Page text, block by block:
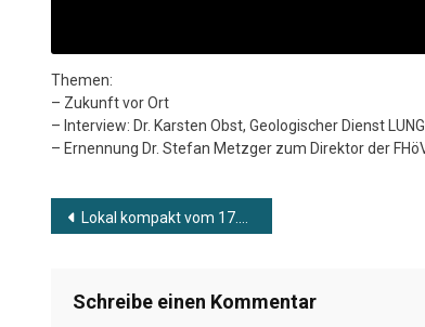
Themen:
– Zukunft vor Ort
– Interview: Dr. Karsten Obst, Geologischer Dienst LUNG
– Ernennung Dr. Stefan Metzger zum Direktor der
Beitragsnavigation
Lokal kompakt vom 17.06.2026
Schreibe einen Kommentar